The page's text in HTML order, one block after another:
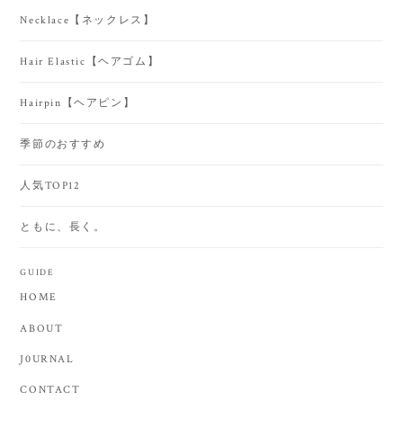
Necklace【ネックレス】
Hair Elastic【ヘアゴム】
Hairpin【ヘアピン】
季節のおすすめ
人気TOP12
ともに、長く。
GUIDE
HOME
ABOUT
J0URNAL
CONTACT